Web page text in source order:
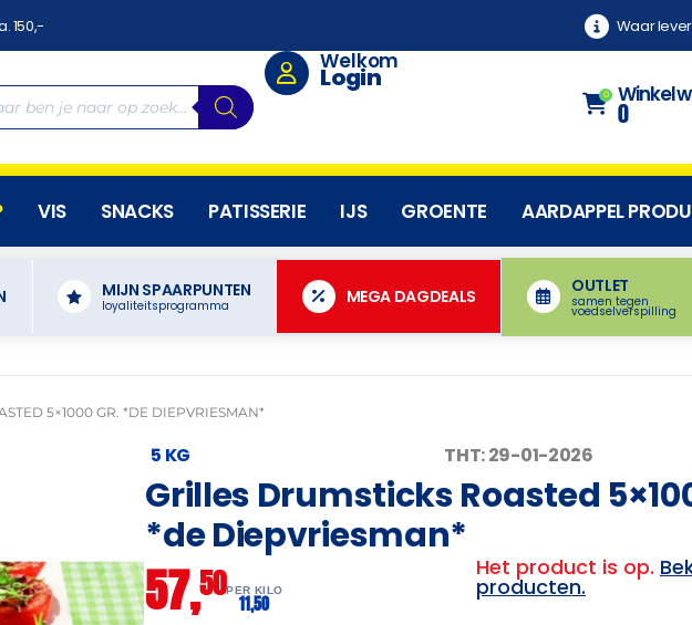
150,- Waar
Welkom
Login
0
0
VIS SNACKS PATISSERIE IJS GROENTE AARDAPPEL
MIJN SPAARPUNTEN
loyaliteitsprogramma MEGA DAGDEALS
OUTLET
samen tegen
voedselverspilling
5×1000 GR. *DE DIEPVRIESMAN*
5 KG THT: 29-01-2026
Grilles Drumsticks Roasted
*de Diepvriesman*
57,50PER KILO
11,50
Het product is op.
producten.